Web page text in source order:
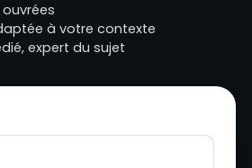
à votre contexte
expert du sujet